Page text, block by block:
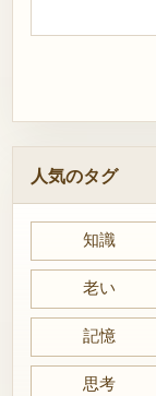
人気のタグ
知識
老い
記憶
思考